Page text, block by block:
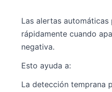
Las alertas
rápidamente cuando
negativa.
Esto ayuda a:
La detección temprana